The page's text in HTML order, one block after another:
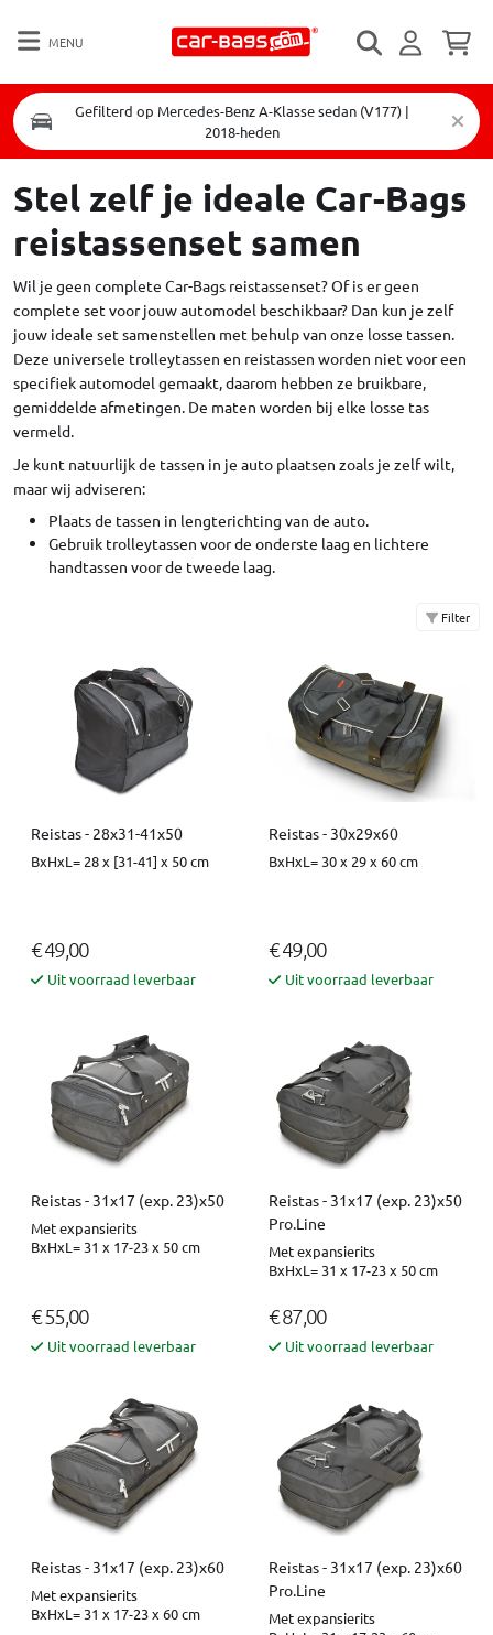
MENU
Gefilterd op Mercedes-Benz A-Klasse sedan (V177) |
2018-heden
Stel zelf je ideale Car-Bags
reistassenset samen
Wil je geen complete Car-Bags reistassenset? Of is er geen
complete set voor jouw automodel beschikbaar? Dan kun je zelf
jouw ideale set samenstellen met behulp van onze losse tassen.
Deze universele trolleytassen en reistassen worden niet voor een
specifiek automodel gemaakt, daarom hebben ze bruikbare,
gemiddelde afmetingen. De maten worden bij elke losse tas
vermeld.
Je kunt natuurlijk de tassen in je auto plaatsen zoals je zelf wilt,
maar wij adviseren:
Plaats de tassen in lengterichting van de auto.
Gebruik trolleytassen voor de onderste laag en lichtere
handtassen voor de tweede laag.
Filter
Reistas - 28x31-41x50
BxHxL= 28 x [31-41] x 50 cm
€ 49,00
Uit voorraad leverbaar
Reistas - 30x29x60
BxHxL= 30 x 29 x 60 cm
€ 49,00
Uit voorraad leverbaar
Reistas - 31x17 (exp. 23)x50
Met expansierits
BxHxL= 31 x 17-23 x 50 cm
€ 55,00
Uit voorraad leverbaar
Reistas - 31x17 (exp. 23)x50
Pro.Line
Met expansierits
BxHxL= 31 x 17-23 x 50 cm
€ 87,00
Uit voorraad leverbaar
Reistas - 31x17 (exp. 23)x60
Met expansierits
BxHxL= 31 x 17-23 x 60 cm
Reistas - 31x17 (exp. 23)x60
Pro.Line
Met expansierits